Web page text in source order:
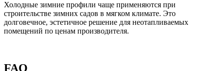
Холодные зимние профили чаще применяются при
строительстве зимних садов в мягком климате. Это
долговечное, эстетичное решение для неотапливаемых
помещений по ценам производителя.
FAQ